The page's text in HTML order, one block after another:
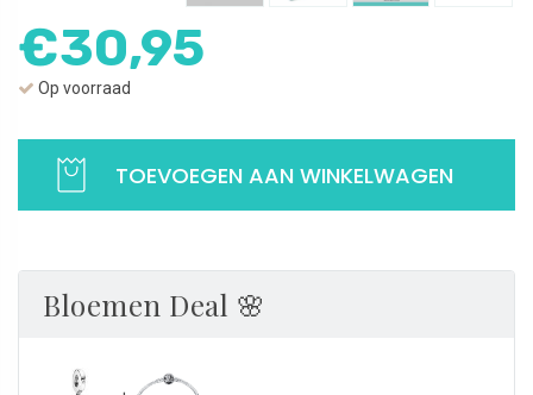
€30,95
Op voorraad
Bedel
bloem
Sterling
TOEVOEGEN AAN WINKELWAGEN
Bloemen Deal 🌸